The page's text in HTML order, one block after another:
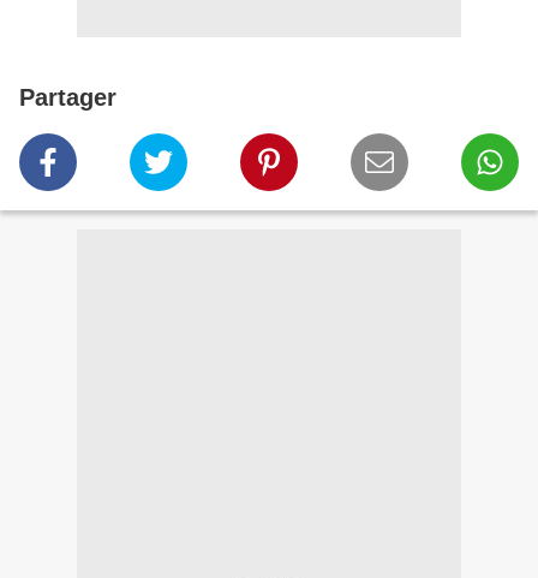
Partager